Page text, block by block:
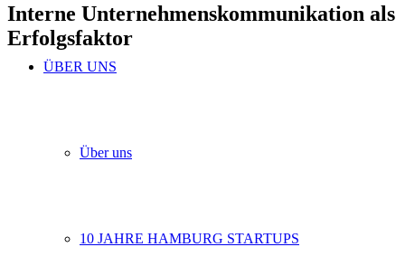
ÜBER UNS
Über uns
10 JAHRE HAMBURG STARTUPS
Interne Unternehmenskommunikation als
Erfolgsfaktor